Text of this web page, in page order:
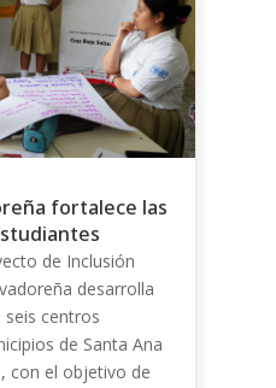
fortalece las
de Inclusión
desarrolla
seis centros
de Santa Ana
con el objetivo de